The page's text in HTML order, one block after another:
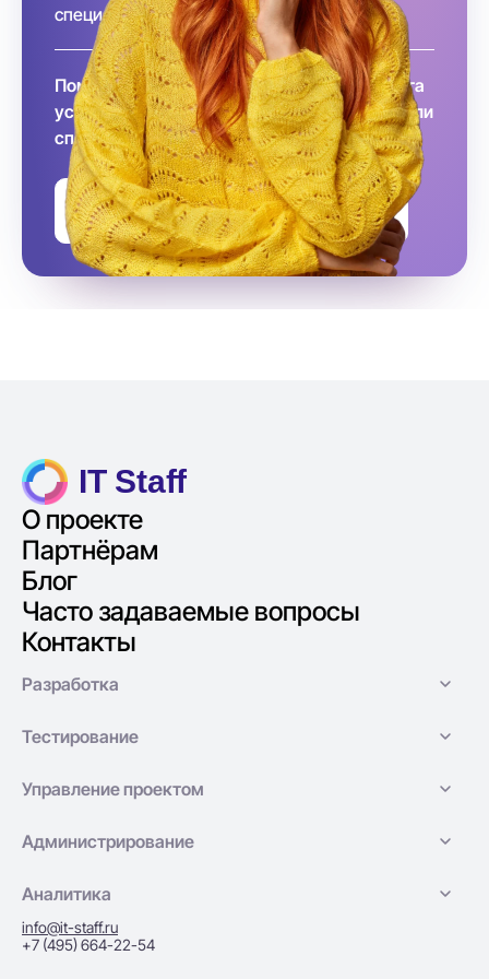
специалиста за вас!
Помните, что заключение договора и оплата
услуг происходит после того, как вы выбрали
специалиста
Оставить заявку на подбор
IT Staff
О проекте
Партнёрам
Блог
Часто задаваемые вопросы
Контакты
Разработка
Тестирование
Управление проектом
Администрирование
Аналитика
info@it-staff.ru
+7 (495) 664-22-54